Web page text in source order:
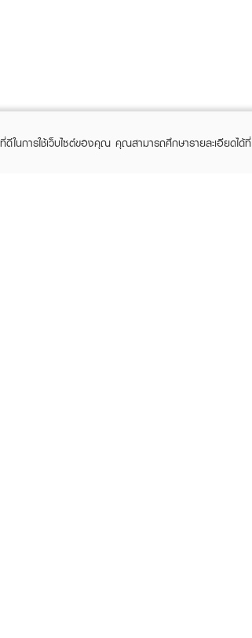
ในการใช้เว็บไซต์ของคุณ คุณสามารถศึกษารายละเอียดได้ที่